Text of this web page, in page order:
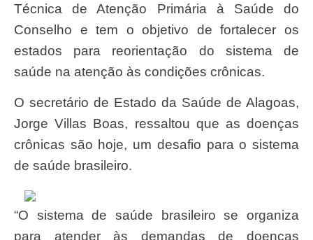
Técnica de Atenção Primária à Saúde do
Conselho e tem o objetivo de fortalecer os
estados para reorientação do sistema de
saúde na atenção às condições crônicas.
O secretário de Estado da Saúde de Alagoas,
Jorge Villas Boas, ressaltou que as doenças
crônicas são hoje, um desafio para o sistema
de saúde brasileiro.
“O sistema de saúde brasileiro se organiza
para atender às demandas de doenças